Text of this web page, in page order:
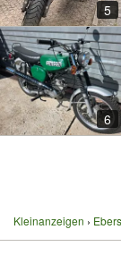
5
6
Kleinanzeigen